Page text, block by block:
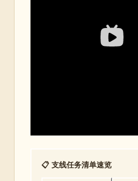
📋 支线任务清单速览